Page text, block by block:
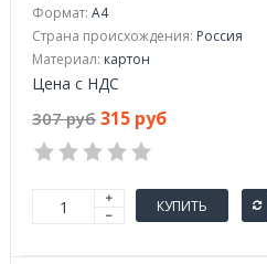
Формат: A4
Страна происхождения: Россия
Материал: картон
Цена с НДС
307 руб 315 руб
КУПИТЬ